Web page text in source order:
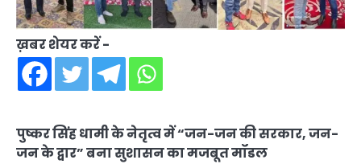
ख़बर शेयर करें -
पुष्कर सिंह धामीके नेतृत्व में “जन-जन की सरकार, जन-
जन के द्वार” बना सुशासन का मजबूत मॉडल